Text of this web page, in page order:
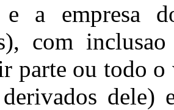
e a empresa
com
parte ou todo